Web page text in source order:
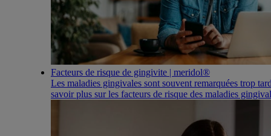
Facteurs de risque de gingivite | meridol®
Les maladies gingivales sont souvent remarquées trop
savoir plus sur les facteurs de risque des maladies